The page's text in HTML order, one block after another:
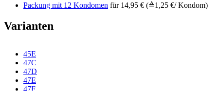
Packung mit 12 Kondomen für 14,95 € (≙1,25 €/ Kondom)
Varianten
45E
47C
47D
47E
47F